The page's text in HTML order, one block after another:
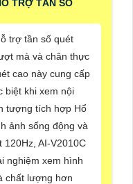
TRỢ TẦN SỐ
trợ tần số quét
mà và chân thực
cao này cung cấp
biệt khi xem nội
tượng tích hợp Hổ
ảnh sống động và
120Hz, AI-V2010C
nghiệm xem hình
chất lượng hơn